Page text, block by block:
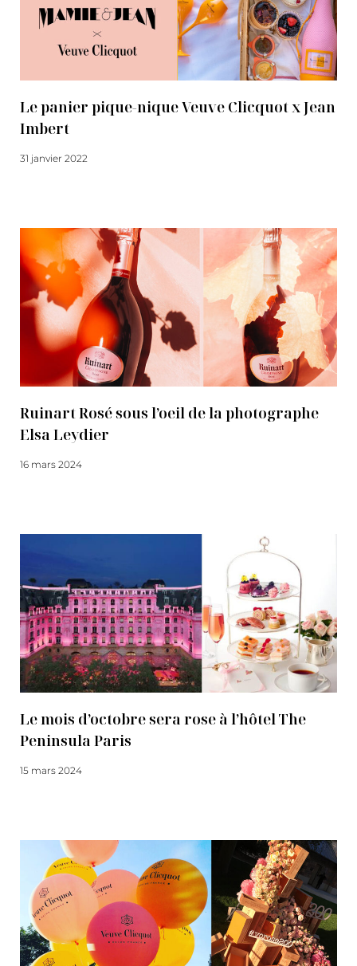
Le panier pique-nique Veuve Clicquot x Jean
Imbert
31 janvier 2022
Ruinart Rosé sous l’oeil de la photographe
Elsa Leydier
16 mars 2024
Le mois d’octobre sera rose à l’hôtel The
Peninsula Paris
15 mars 2024